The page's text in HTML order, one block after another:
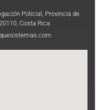
Policial, Provincia de
Costa Rica